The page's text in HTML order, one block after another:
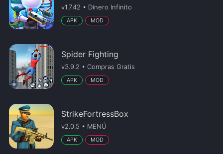
v1.7.42 • Dinero Infinito
APK MOD
Spider Fighting
v3.9.2 • Compras Gratis
APK MOD
StrikeFortressBox
v2.0.5 • MENÚ
APK MOD